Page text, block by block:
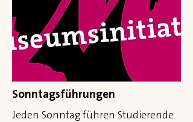
Sonntagsführungen
Jeden Sonntag führen Studierende